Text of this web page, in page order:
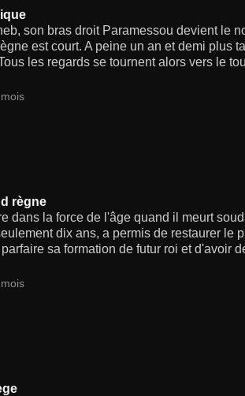
son bras droit Paramessou devient le
est court. A peine un an et demi plus
les regards se tournent alors vers le
règne
dans la force de l'âge quand il meurt
dix ans, a permis de restaurer le
sa formation de futur roi et d'avoir